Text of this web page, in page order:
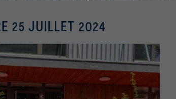
25 JUILLET 2024